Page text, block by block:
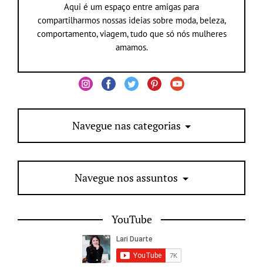
Aqui é um espaço entre amigas para
compartilharmos nossas ideias sobre moda, beleza,
comportamento, viagem, tudo que só nós mulheres
amamos.
Navegue nas categorias
Navegue nos assuntos
YouTube